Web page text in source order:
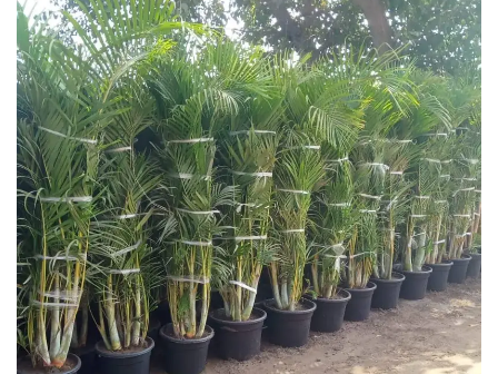
نباتات الزينة والزهور وأشجار الفاكهة